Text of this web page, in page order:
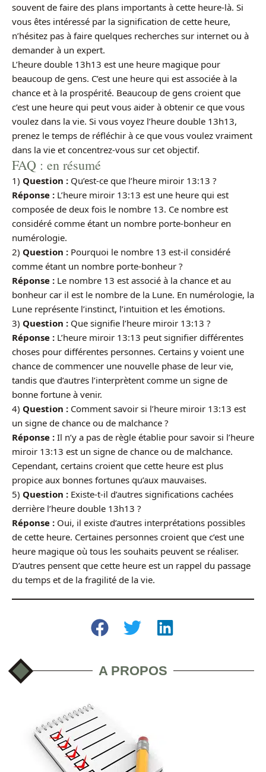
souvent de faire des plans importants à cette heure-là. Si
vous êtes intéressé par la signification de cette heure,
n’hésitez pas à faire quelques recherches sur internet ou à
demander à un expert.
L’heure double 13h13 est une heure magique pour
beaucoup de gens. C’est une heure qui est associée à la
chance et à la prospérité. Beaucoup de gens croient que
c’est une heure qui peut vous aider à obtenir ce que vous
voulez dans la vie. Si vous voyez l’heure double 13h13,
prenez le temps de réfléchir à ce que vous voulez vraiment
dans la vie et concentrez-vous sur cet objectif.
FAQ : en résumé
1) Question : Qu’est-ce que l’heure miroir 13:13 ?
Réponse : L’heure miroir 13:13 est une heure qui est
composée de deux fois le nombre 13. Ce nombre est
considéré comme étant un nombre porte-bonheur en
numérologie.
2) Question : Pourquoi le nombre 13 est-il considéré
comme étant un nombre porte-bonheur ?
Réponse : Le nombre 13 est associé à la chance et au
bonheur car il est le nombre de la Lune. En numérologie, la
Lune représente l’instinct, l’intuition et les émotions.
3) Question : Que signifie l’heure miroir 13:13 ?
Réponse : L’heure miroir 13:13 peut signifier différentes
choses pour différentes personnes. Certains y voient une
chance de commencer une nouvelle phase de leur vie,
tandis que d’autres l’interprètent comme un signe de
bonne fortune à venir.
4) Question : Comment savoir si l’heure miroir 13:13 est
un signe de chance ou de malchance ?
Réponse : Il n’y a pas de règle établie pour savoir si l’heure
miroir 13:13 est un signe de chance ou de malchance.
Cependant, certains croient que cette heure est plus
propice aux bonnes fortunes qu’aux mauvaises.
5) Question : Existe-t-il d’autres significations cachées
derrière l’heure double 13h13 ?
Réponse : Oui, il existe d’autres interprétations possibles
de cette heure. Certaines personnes croient que c’est une
heure magique où tous les souhaits peuvent se réaliser.
D’autres pensent que cette heure est un rappel du passage
du temps et de la fragilité de la vie.
A PROPOS